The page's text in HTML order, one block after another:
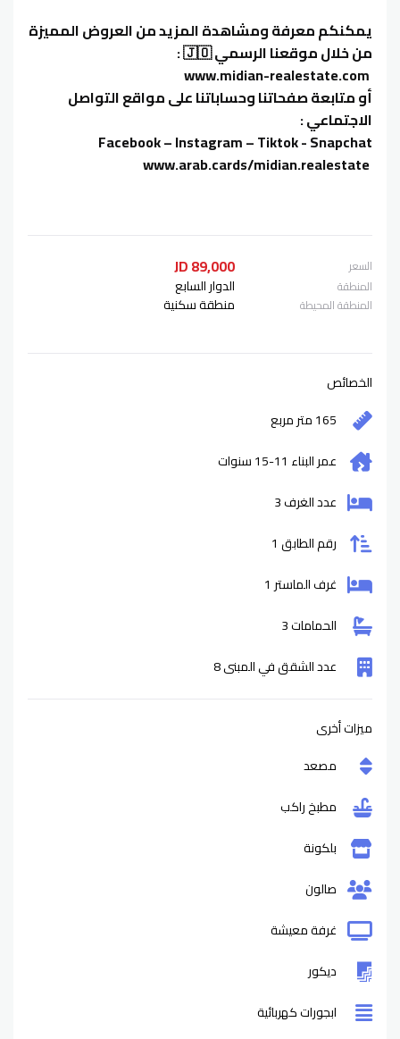
يمكنكم معرفة ومشاهدة المزيد من العروض المميزة
من خلال موقعنا الرسمي 🇯🇴 :
أو متابعة صفحاتنا وحساباتنا على مواقع التواصل
الاجتماعي :
السعر 89,000 JD
المنطقة الدوار السابع
المنطقة المحيطة منطقة سكنية
الخصائص
165 متر مربع
عمر البناء 11-15
سنوات
عدد الغرف 3
رقم الطابق 1
غرف الماستر 1
الحمامات 3
عدد الشقق في المبنى 8
ميزات أخرى
مصعد
مطبخ راكب
بلكونة
صالون
غرفة معيشة
ديكور
ابجورات كهربائية